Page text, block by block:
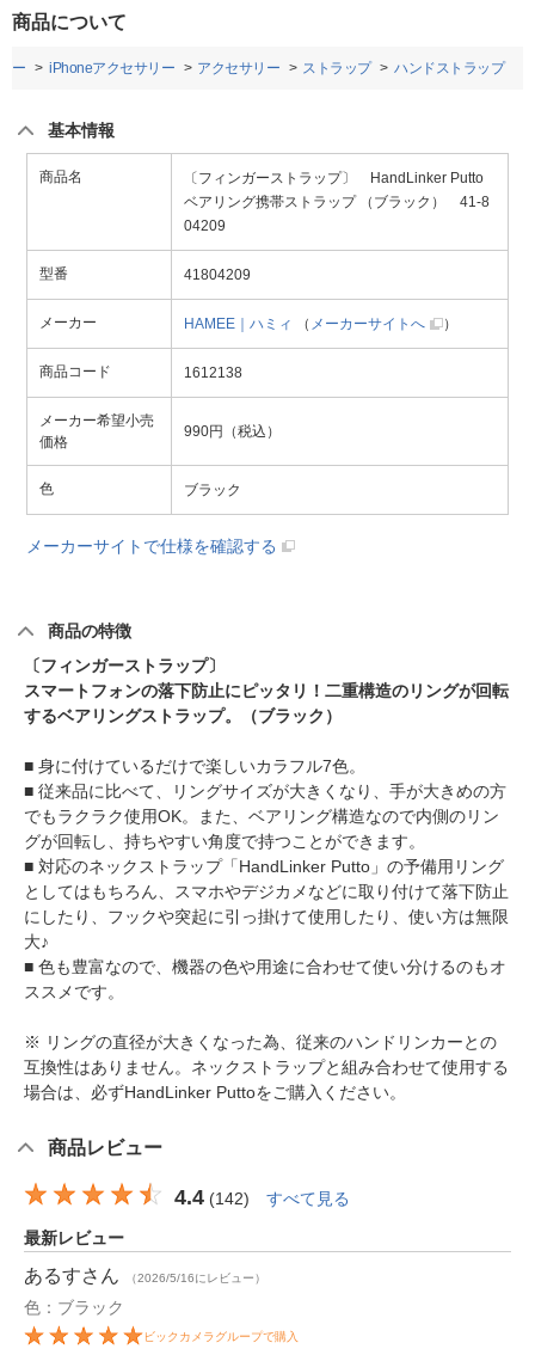
商品について
ー iPhoneアクセサリー アクセサリー ストラップ ハンドストラップ
基本情報
商品名
〔フィンガーストラップ〕 HandLinker Putto
ベアリング携帯ストラップ （ブラック） 41-8
04209
型番 41804209
メーカー HAMEE｜ハミィ （ メーカーサイトへ ）
商品コード 1612138
メーカー希望小売
価格
990円（税込）
色 ブラック
メーカーサイトで仕様を確認する
商品の特徴
〔フィンガーストラップ〕
スマートフォンの落下防止にピッタリ！二重構造のリングが回転
するベアリングストラップ。（ブラック）
■ 身に付けているだけで楽しいカラフル7色。
■ 従来品に比べて、リングサイズが大きくなり、手が大きめの方
でもラクラク使用OK。また、ベアリング構造なので内側のリン
グが回転し、持ちやすい角度で持つことができます。
■ 対応のネックストラップ「HandLinker Putto」の予備用リング
としてはもちろん、スマホやデジカメなどに取り付けて落下防止
にしたり、フックや突起に引っ掛けて使用したり、使い方は無限
大♪
■ 色も豊富なので、機器の色や用途に合わせて使い分けるのもオ
ススメです。
※ リングの直径が大きくなった為、従来のハンドリンカーとの
互換性はありません。ネックストラップと組み合わせて使用する
場合は、必ずHandLinker Puttoをご購入ください。
商品レビュー
4.4 (142) すべて見る
最新レビュー
あるすさん （2026/5/16にレビュー）
色：ブラック
ビックカメラグループで購入